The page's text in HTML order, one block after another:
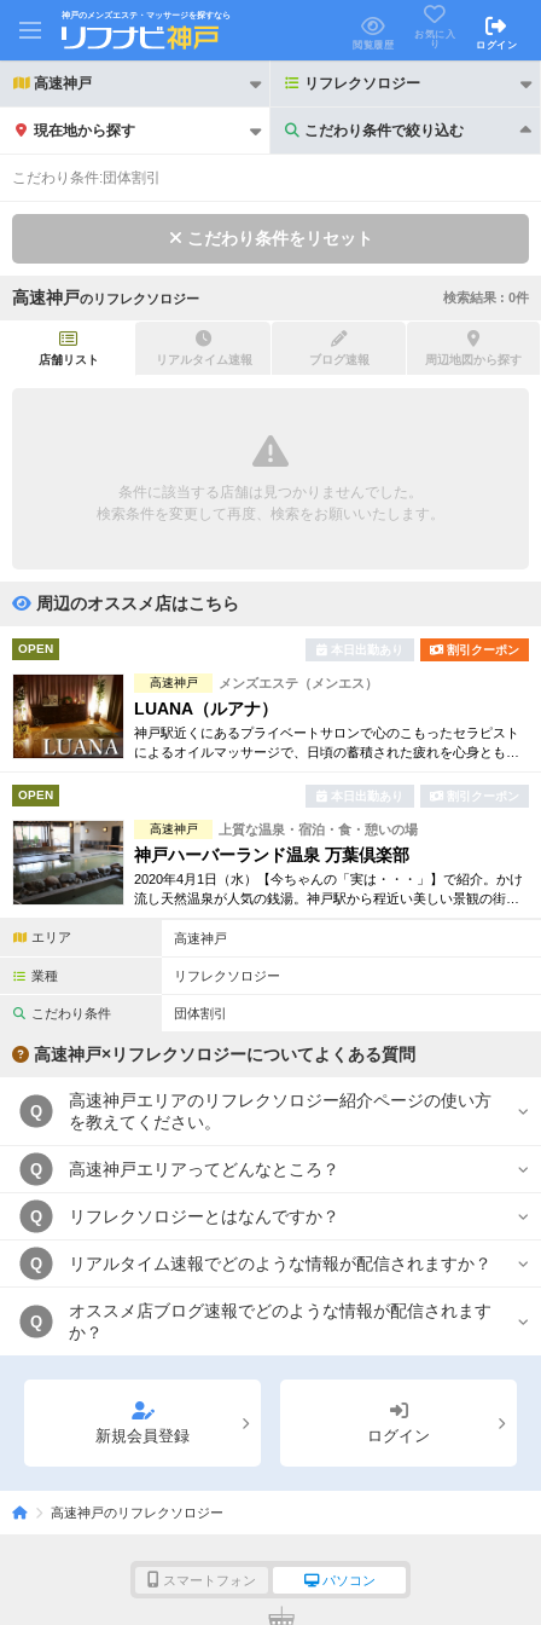
神戸のメンズエステ・マッサージを探すなら
閲覧履歴
お気に入
り
ログイン
高速神戸 リフレクソロジー
現在地から探す こだわり条件で絞り込む
こだわり条件で絞り込む
初回割引あり リピーター割引あり
団体様歓迎
ペアルームあり
フットバスあり 岩盤浴あり
専用駐車場あり 有資格者在籍
日本人スタッフのみ 女性スタッフのみ
スタッフ指名可 Ｗセラピスト
駅から徒歩5分以内
こだわり条件を変更
こだわり条件:団体割引
こだわり条件をリセット
高速神戸のリフレクソロジー 検索結果 : 0件
店舗リスト リアルタイム速報 ブログ速報 周辺地図から探す
条件に該当する店舗は見つかりませんでした。
検索条件を変更して再度、検索をお願いいたします。
周辺のオススメ店はこちら
OPEN 本日出勤あり 割引クーポン
高速神戸 メンズエステ（メンエス）
LUANA（ルアナ）
神戸駅近くにあるプライベートサロンで心のこもったセラピスト
によるオイルマッサージで、日頃の蓄積された疲れを心身ともに
OPEN 本日出勤あり 割引クーポン
高速神戸 上質な温泉・宿泊・食・憩いの場
神戸ハーバーランド温泉 万葉倶楽部
2020年4月1日（水）【今ちゃんの「実は・・・」】で紹介。かけ
流し天然温泉が人気の銭湯。神戸駅から程近い美しい景観の街に
市の温泉郷」です。
エリア 高速神戸
業種 リフレクソロジー
こだわり条件 団体割引
高速神戸×リフレクソロジーについてよくある質問
Q
高速神戸エリアのリフレクソロジー紹介ページの使い方
を教えてください。
Q 高速神戸エリアってどんなところ？
Q リフレクソロジーとはなんですか？
Q リアルタイム速報でどのような情報が配信されますか？
Q
オススメ店ブログ速報でどのような情報が配信されます
か？
新規会員登録 ログイン
高速神戸のリフレクソロジー
スマートフォン パソコン